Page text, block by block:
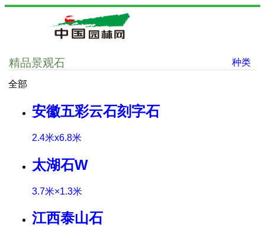
精品景观石 种类
全部
安徽五彩云石刻字石
2.4米x6.8米
太湖石W
3.7米×1.3米
江西泰山石